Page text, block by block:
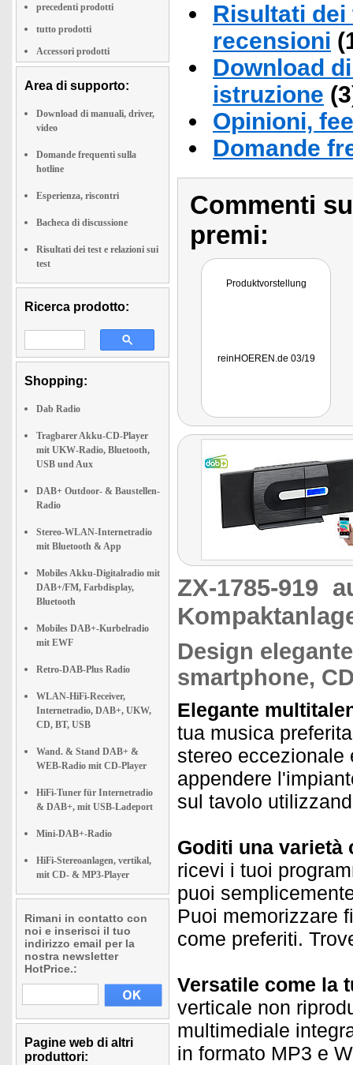
precedenti prodotti
tutto prodotti
Accessori prodotti
Area di supporto:
Download di manuali, driver,
video
Domande frequenti sulla
hotline
Esperienza, riscontri
Bacheca di discussione
Risultati dei test e relazioni sui
test
Ricerca prodotto:
Shopping:
Dab Radio
Tragbarer Akku-CD-Player
mit UKW-Radio, Bluetooth,
USB und Aux
DAB+ Outdoor- & Baustellen-
Radio
Stereo-WLAN-Internetradio
mit Bluetooth & App
Mobiles Akku-Digitalradio mit
DAB+/FM, Farbdisplay,
Bluetooth
Mobiles DAB+-Kurbelradio
mit EWF
Retro-DAB-Plus Radio
WLAN-HiFi-Receiver,
Internetradio, DAB+, UKW,
CD, BT, USB
Wand. & Stand DAB+ &
WEB-Radio mit CD-Player
HiFi-Tuner für Internetradio
& DAB+, mit USB-Ladeport
Mini-DAB+-Radio
HiFi-Stereoanlagen, vertikal,
mit CD- & MP3-Player
Rimani in contatto con
noi e inserisci il tuo
indirizzo email per la
nostra newsletter
HotPrice.:
Pagine web di altri
produttori:
Risultati
recensioni
Download
istruzione
Opinioni,
Domande
Commenti
premi:
Produktvorstellung
reinHOEREN.de 03/19
ZX-1785-919
Design
smartphone,
Elegante
tua musica
stereo eccezionale
appendere
sul tavolo
Goditi una varietà
ricevi i tuoi
puoi
Puoi memorizzare
come preferiti.
Versatile come la
verticale non
multimediale
in formato MP3 e